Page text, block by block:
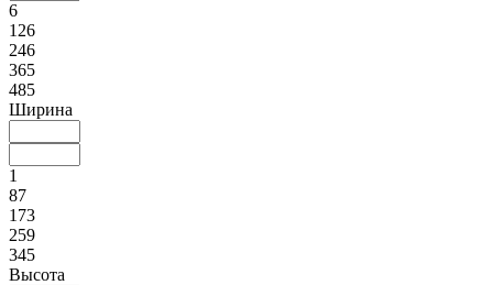
6
126
246
365
485
Ширина
1
87
173
259
345
Высота